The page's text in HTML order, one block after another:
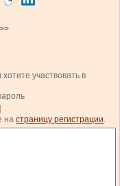
участвовать в
.
на страницу регистрации.